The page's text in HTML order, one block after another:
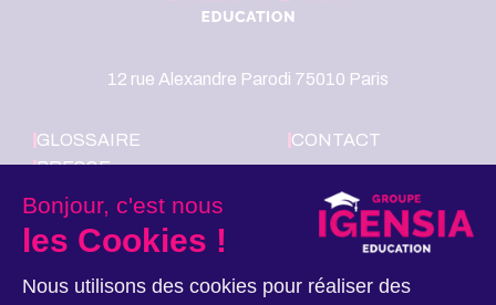
Bonjour, c'est nous
les Cookies !
Nous utilisons des cookies pour réaliser des
12 rue Alexandre Parodi 75010 Paris
GLOSSAIRE
PRESSE
LE GROUPE
IGENSIA
EDUCATION
CONTACT